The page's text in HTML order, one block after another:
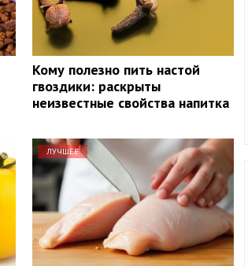
Кому полезно пить настой
гвоздики: раскрыты
неизвестные свойства напитка
ЛУЧШЕЕ